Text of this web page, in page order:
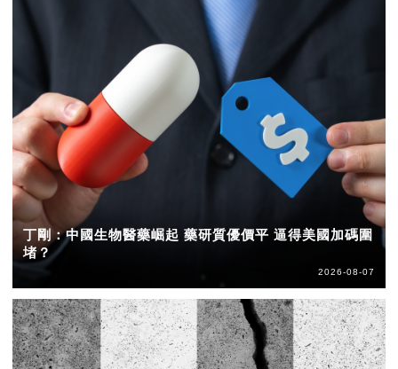
丁剛：中國生物醫藥崛起 藥研質優價平 逼得美國加碼圍
堵？
2026-08-07